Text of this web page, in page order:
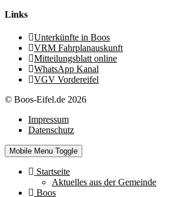
Links
Unterkünfte in Boos
VRM Fahrplanauskunft
Mitteilungsblatt online
WhatsApp Kanal
VGV Vordereifel
© Boos-Eifel.de 2026
Impressum
Datenschutz
Mobile Menu Toggle
Startseite
Aktuelles aus der Gemeinde
Boos